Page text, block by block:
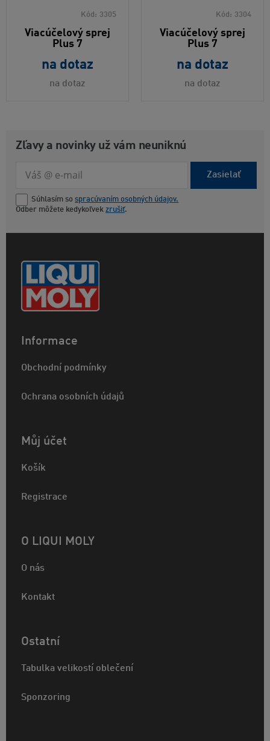
Kód: 3305
Viacúčelový sprej
Plus 7
na dotaz
na dotaz
Kód: 3304
Viacúčelový sprej
Plus 7
na dotaz
na dotaz
Zľavy a novinky už vám neuniknú
Zasielať
Súhlasím so spracúvaním osobných údajov.
Odber môžete kedykoľvek zrušiť.
Informace
Obchodní podmínky
Ochrana osobních údajů
Můj účet
Košík
Registrace
O LIQUI MOLY
O nás
Kontakt
Ostatní
Tabulka velikostí oblečení
Sponzoring